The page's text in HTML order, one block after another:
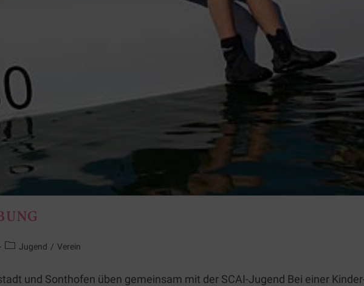
Jugend / Verein
und Sonthofen üben gemeinsam mit der SCAI-Jugend Bei einer